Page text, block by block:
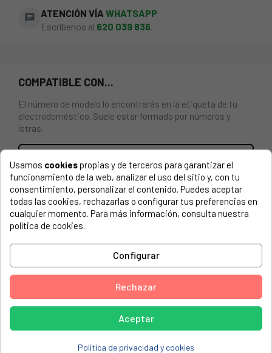
chat ATENCIÓN VÍA WHATSAPP
Escríbenos al 620 039 836.
COMPATIBLE CON...
El número de modelo lo encontrarás en la etiqueta de tu
electrodoméstico. Suele estar formado por números y
letras.
JARRA CAFETERA UFESA 663364
LG, CG7215
MOULINEX, FG511
UFESA, CG7212(00)
UFESA, CG7212-01
UFESA, CG7212/01
UFESA, CG7212/02
Usamos cookiespropias y de terceros para garantizar el
funcionamiento de la web, analizar el uso del sitio y, con tu
consentimiento, personalizar el contenido. Puedes aceptar
todas las cookies, rechazarlas o configurar tus preferencias en
cualquier momento. Para más información, consulta nuestra
política de cookies.
Configurar
Rechazar
Aceptar
Política de privacidad y cookies